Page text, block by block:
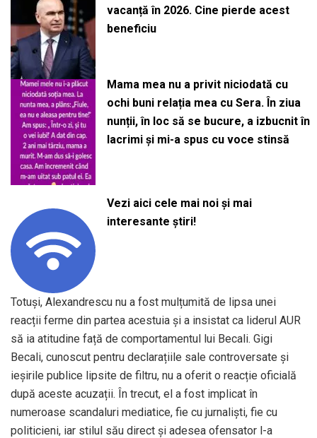
vacanță în 2026. Cine pierde acest
beneficiu
Mama mea nu a privit niciodată cu
ochi buni relația mea cu Sera. În ziua
nunții, în loc să se bucure, a izbucnit în
lacrimi și mi-a spus cu voce stinsă
Vezi aici cele mai noi și mai
interesante știri!
Totuși, Alexandrescu nu a fost mulțumită de lipsa unei
reacții ferme din partea acestuia și a insistat ca liderul AUR
să ia atitudine față de comportamentul lui Becali. Gigi
Becali, cunoscut pentru declarațiile sale controversate și
ieșirile publice lipsite de filtru, nu a oferit o reacție oficială
după aceste acuzații. În trecut, el a fost implicat în
numeroase scandaluri mediatice, fie cu jurnaliști, fie cu
politicieni, iar stilul său direct și adesea ofensator l-a